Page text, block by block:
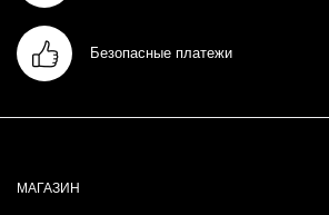
Безопасные платежи
МАГАЗИН